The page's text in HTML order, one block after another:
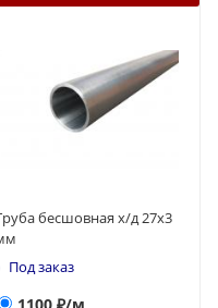
бесшовная х/д 27х3
Под заказ